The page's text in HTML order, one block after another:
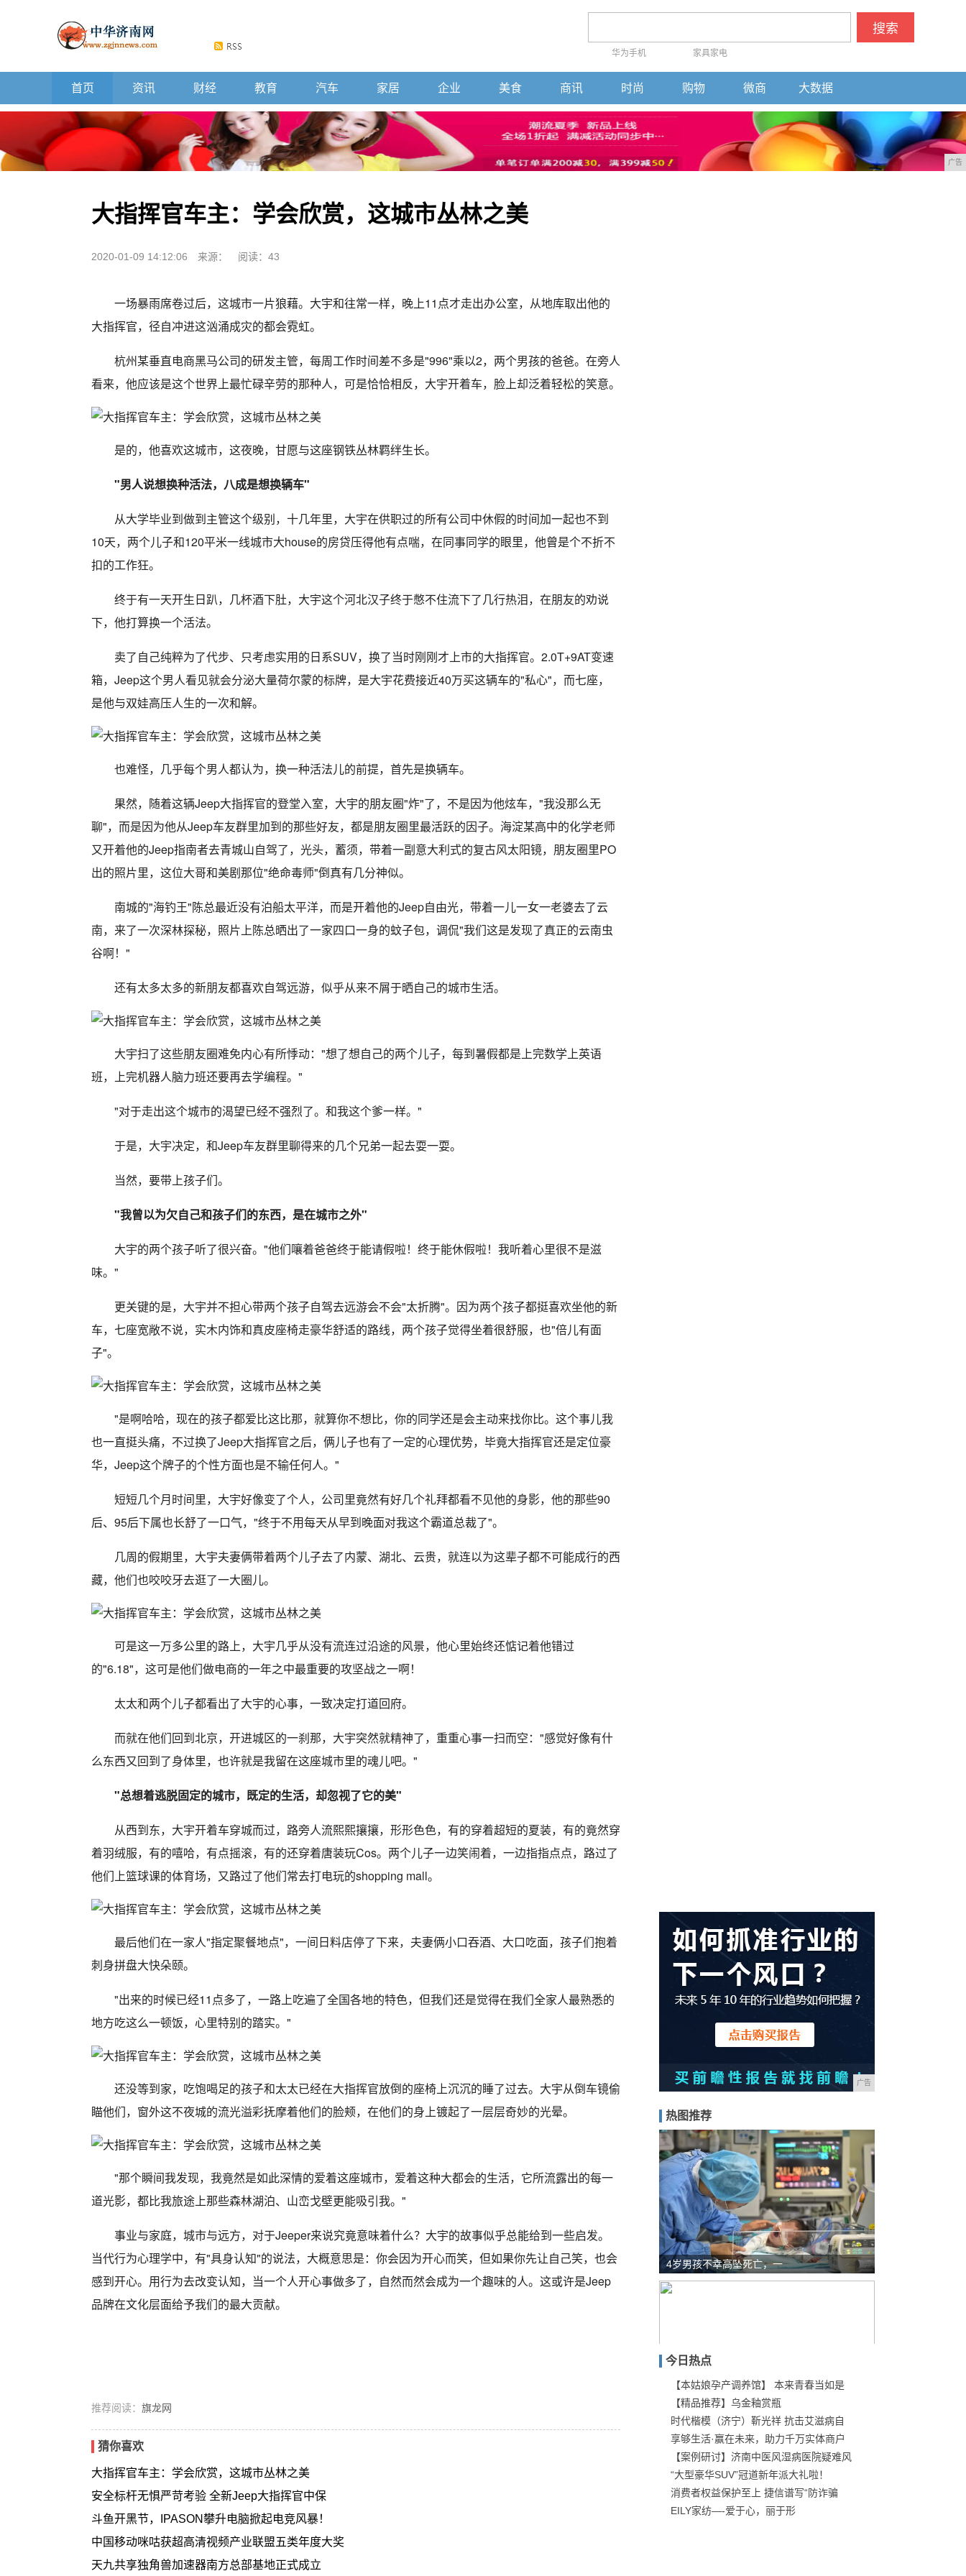
搜索
华为手机 家具家电
首页 资讯 财经 教育 汽车 家居 企业 美食 商讯 时尚 购物 微商 大数据
广告
大指挥官车主：学会欣赏，这城市丛林之美
2020-01-09 14:12:06 来源： 阅读：43
一场暴雨席卷过后，这城市一片狼藉。大宇和往常一样，晚上11点才走出办公室，从地库取出他的
大指挥官，径自冲进这汹涌成灾的都会霓虹。
杭州某垂直电商黑马公司的研发主管，每周工作时间差不多是"996"乘以2，两个男孩的爸爸。在旁人
看来，他应该是这个世界上最忙碌辛劳的那种人，可是恰恰相反，大宇开着车，脸上却泛着轻松的笑意。
是的，他喜欢这城市，这夜晚，甘愿与这座钢铁丛林羁绊生长。
"男人说想换种活法，八成是想换辆车"
从大学毕业到做到主管这个级别，十几年里，大宇在供职过的所有公司中休假的时间加一起也不到
10天，两个儿子和120平米一线城市大house的房贷压得他有点喘，在同事同学的眼里，他曾是个不折不
扣的工作狂。
终于有一天开生日趴，几杯酒下肚，大宇这个河北汉子终于憋不住流下了几行热泪，在朋友的劝说
下，他打算换一个活法。
卖了自己纯粹为了代步、只考虑实用的日系SUV，换了当时刚刚才上市的大指挥官。2.0T+9AT变速
箱，Jeep这个男人看见就会分泌大量荷尔蒙的标牌，是大宇花费接近40万买这辆车的"私心"，而七座，
是他与双娃高压人生的一次和解。
也难怪，几乎每个男人都认为，换一种活法儿的前提，首先是换辆车。
果然，随着这辆Jeep大指挥官的登堂入室，大宇的朋友圈"炸"了，不是因为他炫车，"我没那么无
聊"，而是因为他从Jeep车友群里加到的那些好友，都是朋友圈里最活跃的因子。海淀某高中的化学老师
又开着他的Jeep指南者去青城山自驾了，光头，蓄须，带着一副意大利式的复古风太阳镜，朋友圈里PO
出的照片里，这位大哥和美剧那位"绝命毒师"倒真有几分神似。
南城的"海钓王"陈总最近没有泊船太平洋，而是开着他的Jeep自由光，带着一儿一女一老婆去了云
南，来了一次深林探秘，照片上陈总晒出了一家四口一身的蚊子包，调侃"我们这是发现了真正的云南虫
谷啊！"
还有太多太多的新朋友都喜欢自驾远游，似乎从来不屑于晒自己的城市生活。
大宇扫了这些朋友圈难免内心有所悸动："想了想自己的两个儿子，每到暑假都是上完数学上英语
班，上完机器人脑力班还要再去学编程。"
"对于走出这个城市的渴望已经不强烈了。和我这个爹一样。"
于是，大宇决定，和Jeep车友群里聊得来的几个兄弟一起去耍一耍。
当然，要带上孩子们。
"我曾以为欠自己和孩子们的东西，是在城市之外"
大宇的两个孩子听了很兴奋。"他们嚷着爸爸终于能请假啦！终于能休假啦！我听着心里很不是滋
味。"
更关键的是，大宇并不担心带两个孩子自驾去远游会不会"太折腾"。因为两个孩子都挺喜欢坐他的新
车，七座宽敞不说，实木内饰和真皮座椅走豪华舒适的路线，两个孩子觉得坐着很舒服，也"倍儿有面
子"。
"是啊哈哈，现在的孩子都爱比这比那，就算你不想比，你的同学还是会主动来找你比。这个事儿我
也一直挺头痛，不过换了Jeep大指挥官之后，俩儿子也有了一定的心理优势，毕竟大指挥官还是定位豪
华，Jeep这个牌子的个性方面也是不输任何人。"
短短几个月时间里，大宇好像变了个人，公司里竟然有好几个礼拜都看不见他的身影，他的那些90
后、95后下属也长舒了一口气，"终于不用每天从早到晚面对我这个霸道总裁了"。
几周的假期里，大宇夫妻俩带着两个儿子去了内蒙、湖北、云贵，就连以为这辈子都不可能成行的西
藏，他们也咬咬牙去逛了一大圈儿。
可是这一万多公里的路上，大宇几乎从没有流连过沿途的风景，他心里始终还惦记着他错过
的"6.18"，这可是他们做电商的一年之中最重要的攻坚战之一啊！
太太和两个儿子都看出了大宇的心事，一致决定打道回府。
而就在他们回到北京，开进城区的一刹那，大宇突然就精神了，重重心事一扫而空："感觉好像有什
么东西又回到了身体里，也许就是我留在这座城市里的魂儿吧。"
"总想着逃脱固定的城市，既定的生活，却忽视了它的美"
从西到东，大宇开着车穿城而过，路旁人流熙熙攘攘，形形色色，有的穿着超短的夏装，有的竟然穿
着羽绒服，有的嘻哈，有点摇滚，有的还穿着唐装玩Cos。两个儿子一边笑闹着，一边指指点点，路过了
他们上篮球课的体育场，又路过了他们常去打电玩的shopping mall。
最后他们在一家人"指定聚餐地点"，一间日料店停了下来，夫妻俩小口吞酒、大口吃面，孩子们抱着
刺身拼盘大快朵颐。
"出来的时候已经11点多了，一路上吃遍了全国各地的特色，但我们还是觉得在我们全家人最熟悉的
地方吃这么一顿饭，心里特别的踏实。"
还没等到家，吃饱喝足的孩子和太太已经在大指挥官放倒的座椅上沉沉的睡了过去。大宇从倒车镜偷
瞄他们，窗外这不夜城的流光溢彩抚摩着他们的脸颊，在他们的身上镀起了一层层奇妙的光晕。
"那个瞬间我发现，我竟然是如此深情的爱着这座城市，爱着这种大都会的生活，它所流露出的每一
道光影，都比我旅途上那些森林湖泊、山峦戈壁更能吸引我。"
事业与家庭，城市与远方，对于Jeeper来说究竟意味着什么？大宇的故事似乎总能给到一些启发。
当代行为心理学中，有"具身认知"的说法，大概意思是：你会因为开心而笑，但如果你先让自己笑，也会
感到开心。用行为去改变认知，当一个人开心事做多了，自然而然会成为一个趣味的人。这或许是Jeep
品牌在文化层面给予我们的最大贡献。
推荐阅读： 旗龙网
猜你喜欢
大指挥官车主：学会欣赏，这城市丛林之美
安全标杆无惧严苛考验 全新Jeep大指挥官中保
斗鱼开黑节，IPASON攀升电脑掀起电竞风暴！
中国移动咪咕获超高清视频产业联盟五类年度大奖
天九共享独角兽加速器南方总部基地正式成立
广告
热图推荐
4岁男孩不幸高坠死亡，一
什么样的房子，适合装智能
今日热点
【本姑娘孕产调养馆】 本来青春当如是
【精品推荐】乌金釉赏瓶
时代楷模（济宁）靳光祥 抗击艾滋病自
享够生活·赢在未来，助力千万实体商户
【案例研讨】济南中医风湿病医院疑难风
“大型豪华SUV”冠道新年派大礼啦！
消费者权益保护至上 捷信谱写“防诈骗
EILY家纺—-爱于心，丽于形